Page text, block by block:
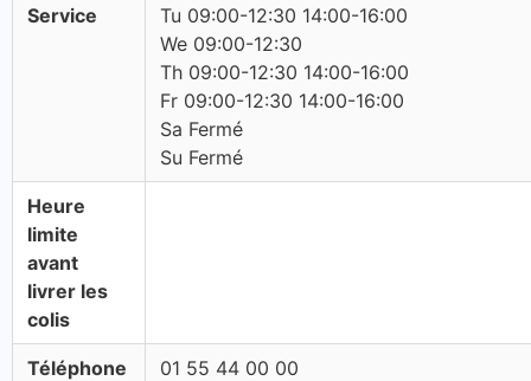
Service
Tu 09:00-12:30 14:00-16:00
We 09:00-12:30
Th 09:00-12:30 14:00-16:00
Fr 09:00-12:30 14:00-16:00
Sa Fermé
Su Fermé
Heure
limite
avant
livrer les
colis
Téléphone 01 55 44 00 00